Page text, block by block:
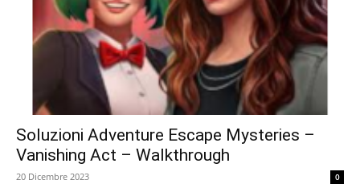
Soluzioni Adventure Escape Mysteries –
Vanishing Act – Walkthrough
20 Dicembre 2023 0